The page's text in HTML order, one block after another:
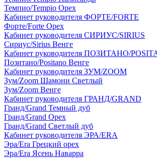
Темпио/Tempio Орех
Кабинет руководителя ФОРТЕ/FORTE
Форте/Forte Орех
Кабинет руководителя СИРИУС/SIRIUS
Сириус/Sirius Венге
Кабинет руководителя ПОЗИТАНО/
Позитано/Positano Венге
Кабинет руководителя ЗУМ/ZOOM
Зум/Zoom Шамони Светлый
Зум/Zoom Венге
Кабинет руководителя ГРАНД/GRAND
Гранд/Grand Темный дуб
Гранд/Grand Орех
Гранд/Grand Светлый дуб
Кабинет руководителя ЭРА/ERA
Эра/Era Грецкий орех
Эра/Era Ясень Наварра